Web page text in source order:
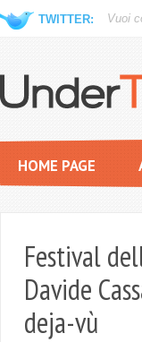
HOME PAGE
Festival
Davide
deja-vù
TWITTER: Vuoi